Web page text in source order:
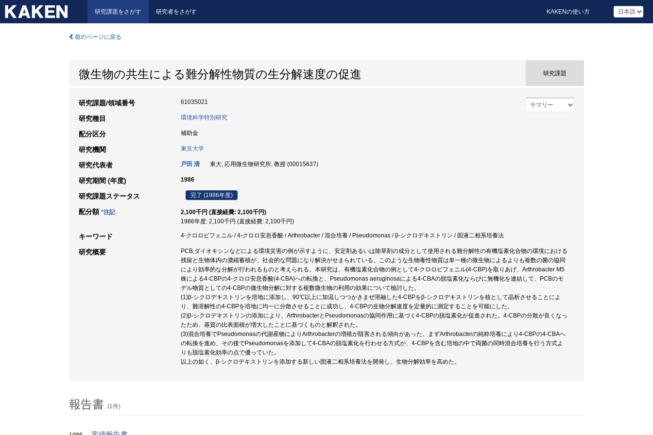
研究課題をさがす 研究者をさがす KAKENの使い方
前のページに戻る
微生物の共生による難分解性物質の生分解速度の促進 研究課題
研究課題/領域番号 61035021
研究種目 環境科学特別研究
配分区分 補助金
研究機関 東京大学
研究代表者 戸田 清 東大, 応用微生物研究所, 教授 (00015637)
研究期間 (年度) 1986
研究課題ステータス 完了 (1986年度)
配分額 *注記
2,100千円 (直接経費: 2,100千円)
1986年度: 2,100千円 (直接経費: 2,100千円)
キーワード 4-クロロビフェニル / 4-クロロ安息香酸 / Arthrobacter / 混合培養 / Pseudomonas / β-シクロデキストリン / 固液二相系培養法
研究概要
PCB,ダイオキシンなどによる環境災害の例が示すように、安定剤あるいは除草剤の成分として使用される難分解性の有機塩素化合物の環境における
残留と生物体内の濃縮蓄積が、社会的な問題になり解決がせまられている。このような生物毒性物質は単一種の微生物によるよりも複数の菌の協同
により効率的な分解が行われるものと考えられる。本研究は、有機塩素化合物の例として4-クロロビフェニル(4-CBP)を取りあげ、Arthrobacter M5
株による4-CBPの4-クロロ安息香酸(4-CBA)への転換と、Pseudomonas aeruginosaによる4-CBAの脱塩素化ならびに無機化を連結して、PCBのモ
デル物質としての4-CBPの微生物分解に対する複数微生物の利用の効果について檢討した。
(1)β-シクロデキストリンを培地に添加し、90℃以上に加温しつつかきまぜ溶融した4-CBPをβ-シクロデキストリンを核として晶析させることによ
り、難溶解性の4-CBPを培地に均一に分散させることに成功し、4-CBPの生物分解速度を定量的に測定することを可能にした。
(2)β-シクロデキストリンの添加により、ArthrobacterとPseudomonasの協同作用に基づく4-CBPの脱塩素化が促進された。4-CBPの分散が良くなっ
たため、基質の比表面積が増大したことに基づくものと解釈された。
(3)混合培養でPseudomonasの代謝産物によりArthrobacterの増殖が阻害される傾向があった。まずArthrobacterの純粋培養により4-CBPの4-CBAへ
の転換を進め、その後でPseudomonasを添加して4-CBAの脱塩素化を行わせる方式が、4-CBPを含む培地の中で両菌の同時混合培養を行う方式よ
りも脱塩素化効率の点で優っていた。
以上の如く、β-シクロデキストリンを添加する新しい固液二相系培養法を開発し、生物分解効率を高めた。
報告書 (1件)